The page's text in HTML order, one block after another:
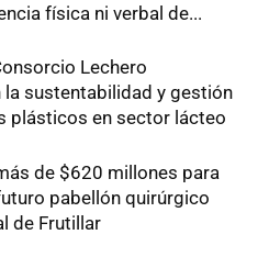
física ni verbal de...
Lechero
la sustentabilidad y gestión
plásticos en sector lácteo
de $620 millones para
pabellón quirúrgico
de Frutillar